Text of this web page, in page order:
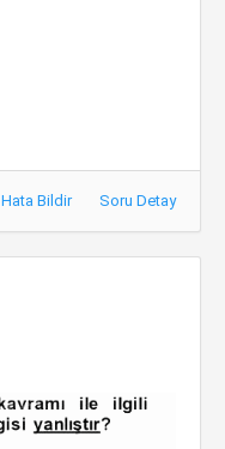
Hata Bildir Soru Detay